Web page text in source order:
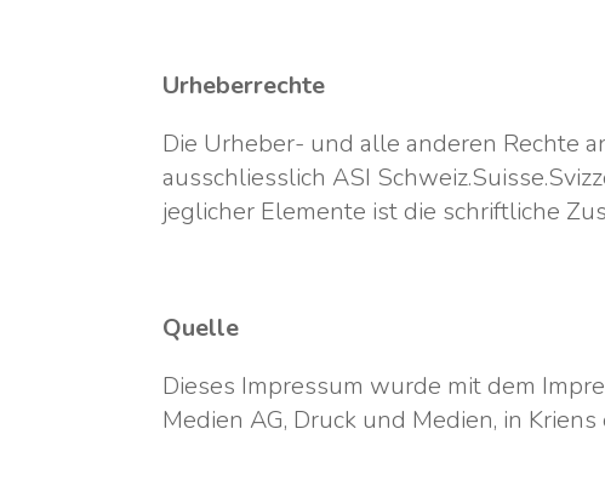
Urheberrechte
Die Urheber- und alle anderen Rechte
ausschliesslich ASI
jeglicher Elemente ist die schriftliche
Quelle
Dieses Impressum wurde mit dem
Medien AG, Druck und Medien, in